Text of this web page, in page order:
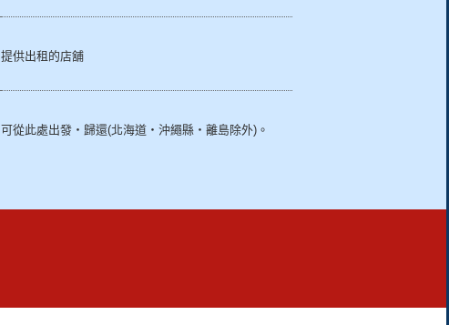
提供出租的店舖
可從此處出發・歸還(北海道・沖繩縣・離島除外)。